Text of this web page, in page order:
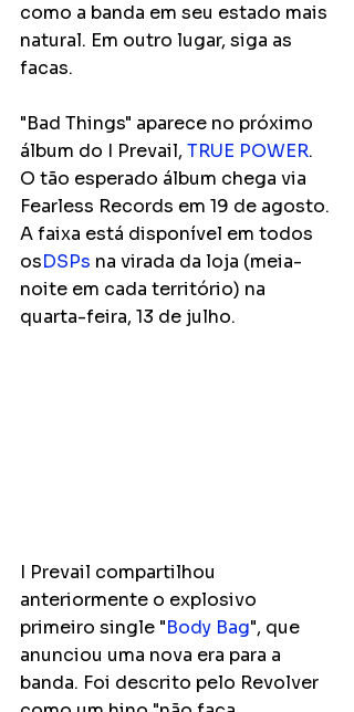
como a banda em seu estado mais
natural. Em outro lugar, siga as
facas.
"Bad Things" aparece no próximo
álbum do I Prevail, TRUE POWER.
O tão esperado álbum chega via
Fearless Records em 19 de agosto.
A faixa está disponível em todos
osDSPs na virada da loja (meia-
noite em cada território) na
quarta-feira, 13 de julho.
I Prevail compartilhou
anteriormente o explosivo
primeiro single "Body Bag", que
anunciou uma nova era para a
banda. Foi descrito pelo Revolver